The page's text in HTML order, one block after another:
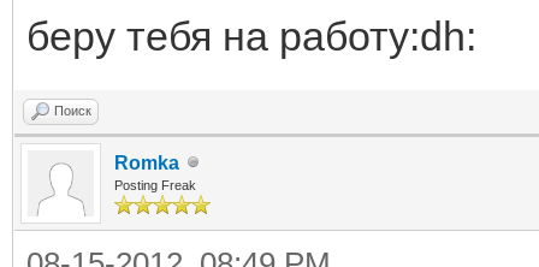
беру тебя на работу:dh:
Поиск
Romka
Posting Freak